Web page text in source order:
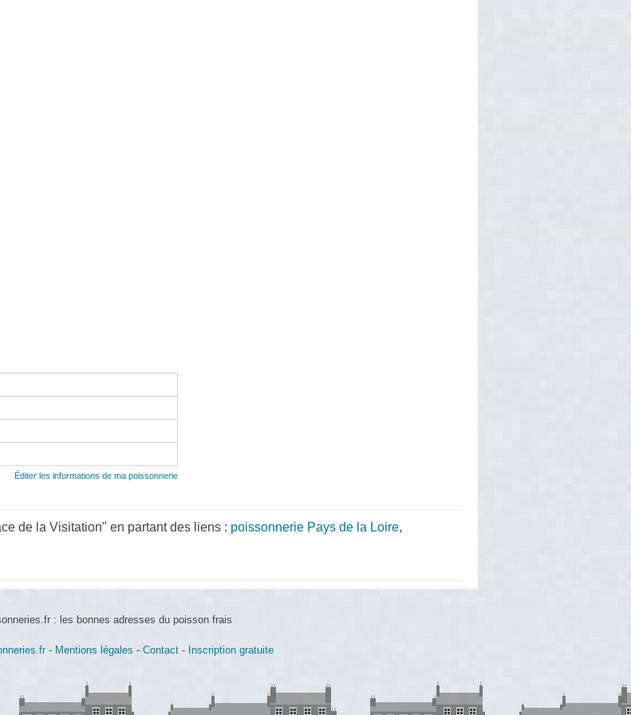
Éditer les informations de ma poissonnerie
de la Visitation" en partant des liens : poissonnerie Pays de la Loire,
: les bonnes adresses du poisson frais
- Mentions légales - Contact- Inscription gratuite